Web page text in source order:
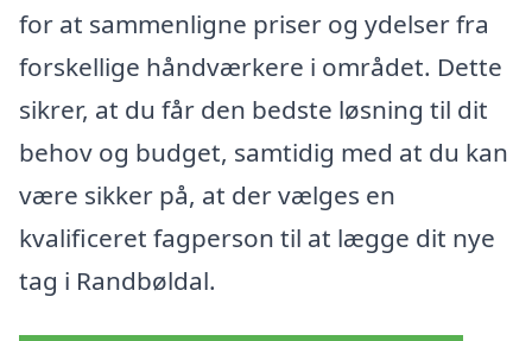
for at sammenligne priser og ydelser fra
forskellige håndværkere i området. Dette
sikrer, at du får den bedste løsning til dit
behov og budget, samtidig med at du kan
være sikker på, at der vælges en
kvalificeret fagperson til at lægge dit nye
tag i Randbøldal.